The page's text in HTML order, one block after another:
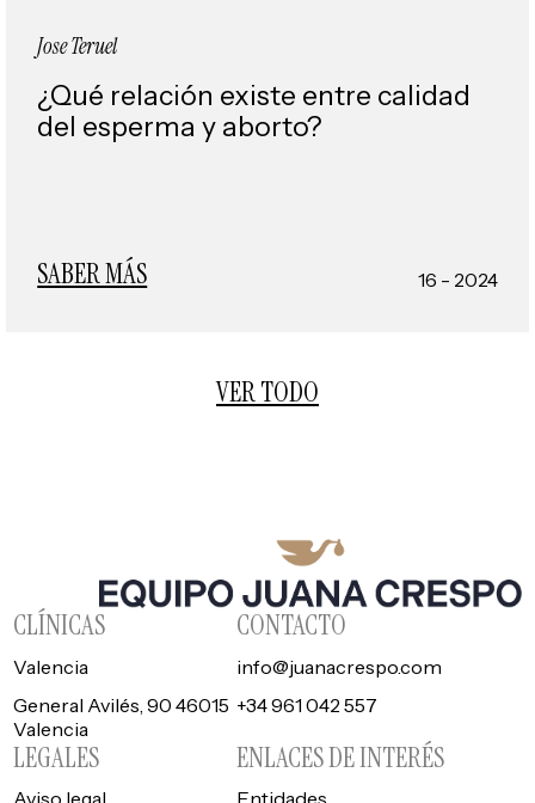
Jose Teruel
¿Qué relación existe entre calidad
del esperma y aborto?
SABER MÁS 16 - 2024
VER TODO
CLÍNICAS
Valencia
General Avilés, 90 46015
Valencia
CONTACTO
info@juanacrespo.com
+34 961 042 557
LEGALES ENLACES DE INTERÉS